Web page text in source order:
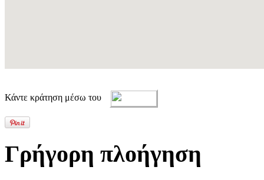
Κάντε κράτηση μέσω του
Γρήγορη πλοήγηση